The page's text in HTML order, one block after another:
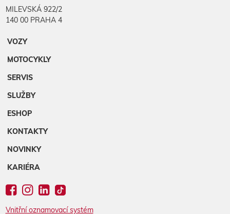
MILEVSKÁ 922/2
140 00 PRAHA 4
VOZY
MOTOCYKLY
SERVIS
SLUŽBY
ESHOP
KONTAKTY
NOVINKY
KARIÉRA
Vnitřní oznamovací systém